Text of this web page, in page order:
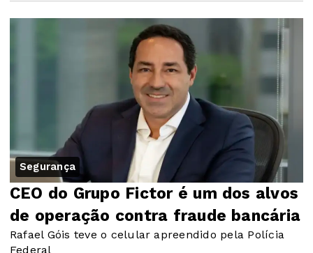
Segurança
CEO do Grupo Fictor é um dos alvos
de operação contra fraude bancária
Rafael Góis teve o celular apreendido pela Polícia
Federal